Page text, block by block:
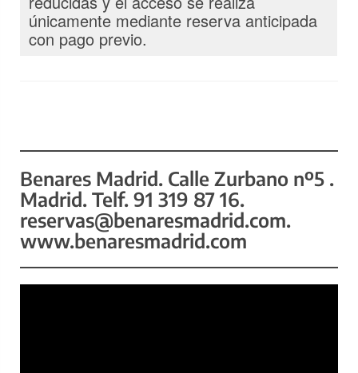
únicamente mediante reserva anticipada
con pago previo.
Benares Madrid. Calle Zurbano nº5 .
Madrid. Telf. 91 319 87 16.
reservas@benaresmadrid.com.
www.benaresmadrid.com